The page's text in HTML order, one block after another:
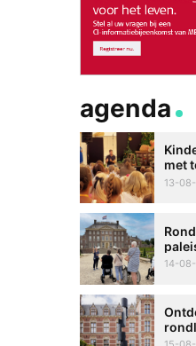
agenda
met
13-
14-